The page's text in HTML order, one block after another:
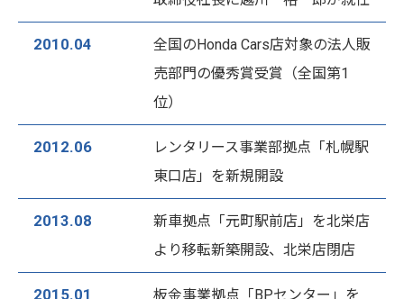
2010.04
全国のHonda Cars店対象の法人販
売部門の優秀賞受賞（全国第1
位）
2012.06
レンタリース事業部拠点「札幌駅
東口店」を新規開設
2013.08
新車拠点「元町駅前店」を北栄店
より移転新築開設、北栄店閉店
2015.01
板金事業拠点「BPセンター」を